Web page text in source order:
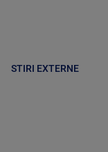
STIRI EXTERNE